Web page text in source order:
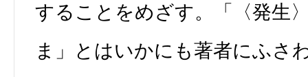
することをめざす。「〈発生
ま」とはいかにも著者にふさ